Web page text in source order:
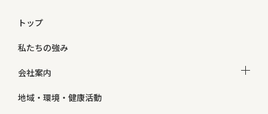
トップ
私たちの強み
会社案内
地域・環境・健康活動